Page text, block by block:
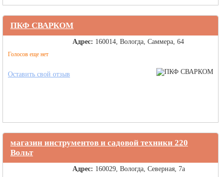
ПКФ СВАРКОМ
Голосов еще нет
Адрес: 160014, Вологда, Саммера, 64
Оставить свой отзыв
магазин инструментов и садовой техники 220
Вольт
Адрес: 160029, Вологда, Северная, 7а